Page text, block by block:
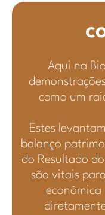
Aqui na
como um
Estes
balanço
do Resultado
são vitais
econômica